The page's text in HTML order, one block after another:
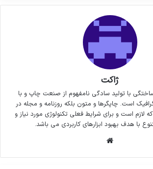
ژاکت
با تولید سادگی نامفهوم از صنعت چاپ و با
است. چاپگرها و متون بلکه روزنامه و مجله در
لازم است و برای شرایط فعلی تکنولوژی مورد نیاز و
با هدف بهبود ابزارهای کاربردی می باشد.